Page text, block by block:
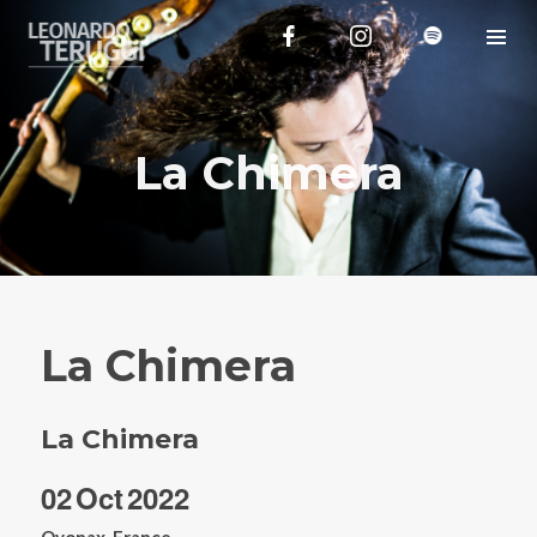
La Chimera
La Chimera
La Chimera
02Oct2022